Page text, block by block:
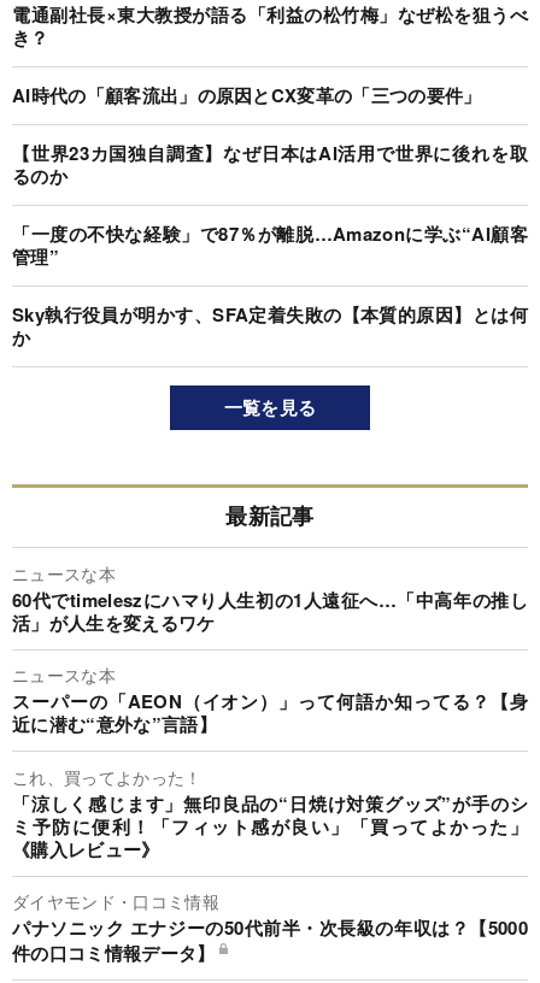
電通副社長×東大教授が語る「利益の松竹梅」なぜ松を狙うべ
き？
AI時代の「顧客流出」の原因とCX変革の「三つの要件」
【世界23カ国独自調査】なぜ日本はAI活用で世界に後れを取
るのか
「一度の不快な経験」で87％が離脱…Amazonに学ぶ“AI顧客
管理”
Sky執行役員が明かす、SFA定着失敗の【本質的原因】とは何
か
一覧を見る
最新記事
ニュースな本
60代でtimeleszにハマり人生初の1人遠征へ…「中高年の推し
活」が人生を変えるワケ
ニュースな本
スーパーの「AEON（イオン）」って何語か知ってる？【身
近に潜む“意外な”言語】
これ、買ってよかった！
「涼しく感じます」無印良品の“日焼け対策グッズ”が手のシ
ミ予防に便利！「フィット感が良い」「買ってよかった」
《購入レビュー》
ダイヤモンド・口コミ情報
パナソニック エナジーの50代前半・次長級の年収は？【5000
件の口コミ情報データ】